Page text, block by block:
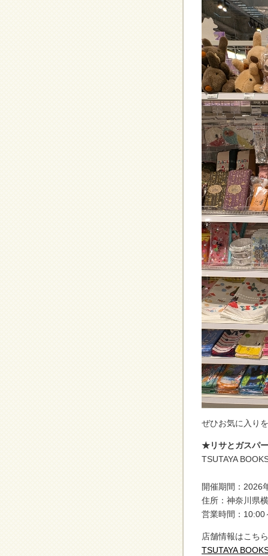
ぜひお気に入り
★リサとガスパ
TSUTAYA
開催期間：2026
住所：神奈川県
営業時間：10:00
店舗情報はこちら
TSUTAYA